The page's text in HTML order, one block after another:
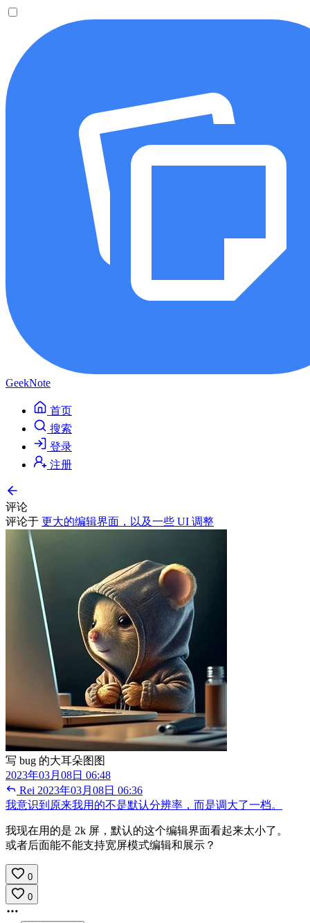
GeekNote
首页
搜索
登录
注册
评论
评论于 更大的编辑界面，以及一些 UI 调整
写 bug 的大耳朵图图
2023年03月08日 06:48
Rei 2023年03月08日 06:36
我意识到原来我用的不是默认分辨率，而是调大了一档。
我现在用的是 2k 屏，默认的这个编辑界面看起来太小了。
或者后面能不能支持宽屏模式编辑和展示？
0
0